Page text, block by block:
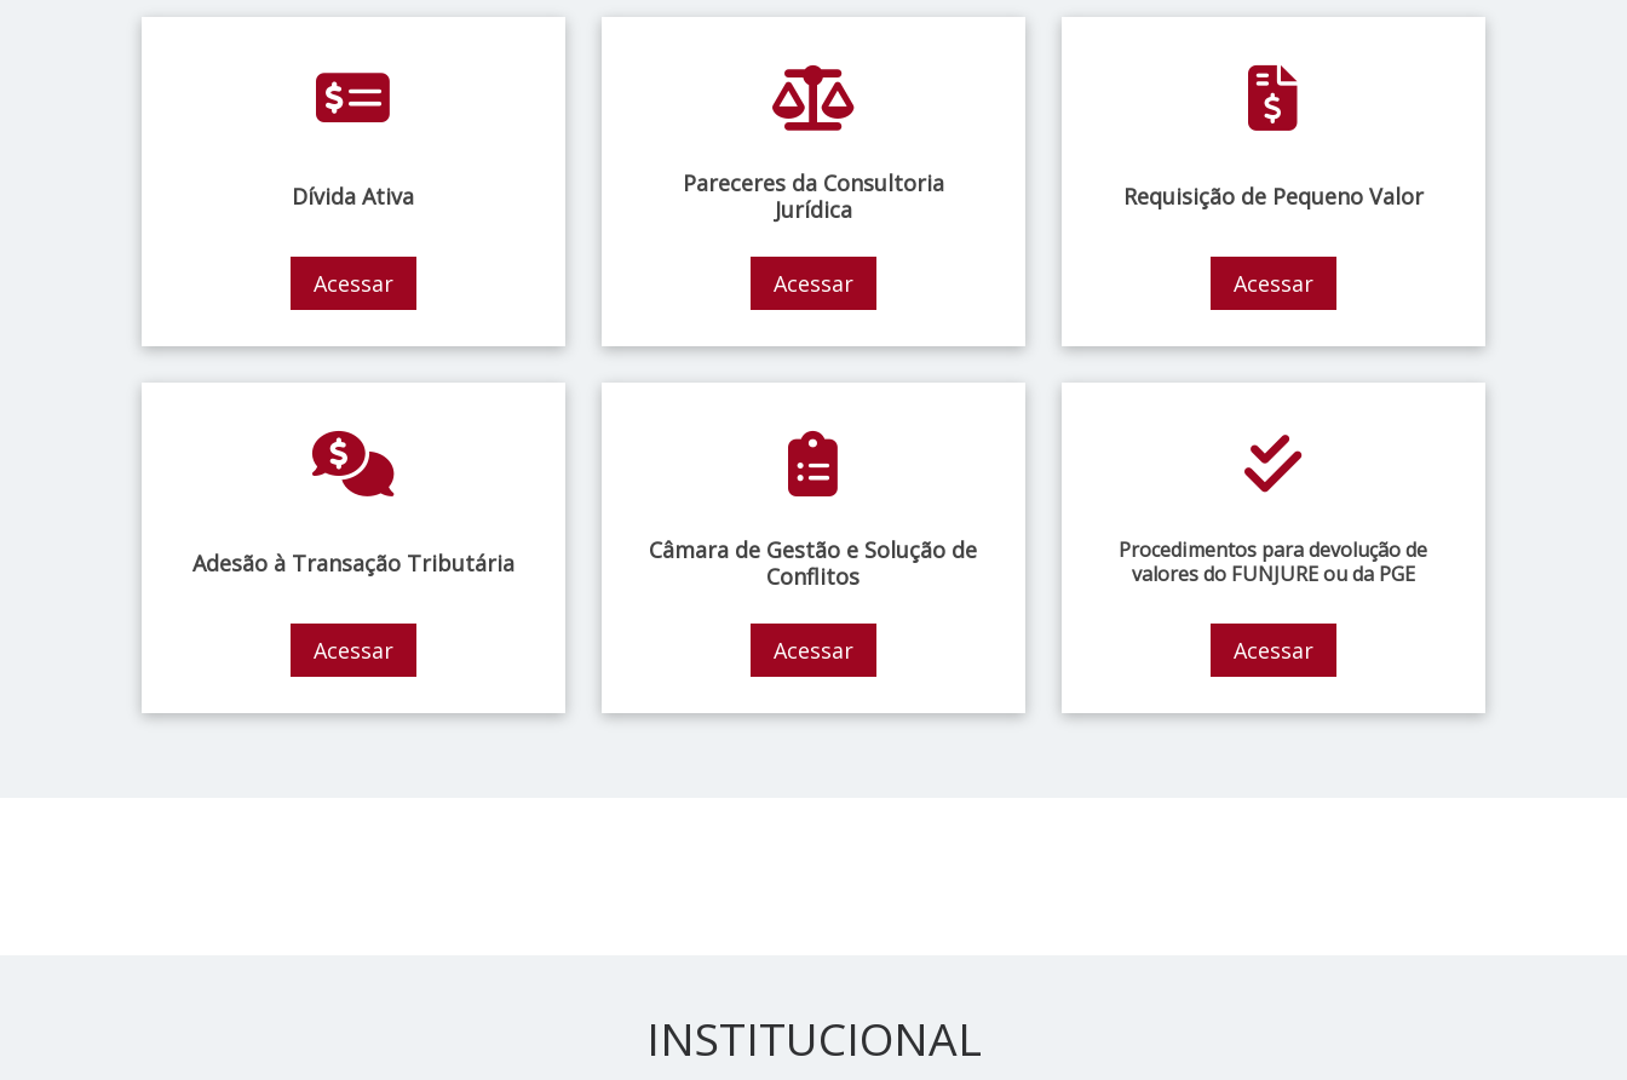
Dívida Ativa
Acessar
Pareceres da Consultoria
Jurídica
Acessar
Requisição de Pequeno Valor
Acessar
Adesão à Transação Tributária
Acessar
Câmara de Gestão e Solução de
Conflitos
Acessar
Procedimentos para devolução de
valores do FUNJURE ou da PGE
Acessar
INSTITUCIONAL